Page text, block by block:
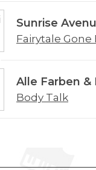
Sunrise
Fairytale Gone
Alle Farben &
Body Talk